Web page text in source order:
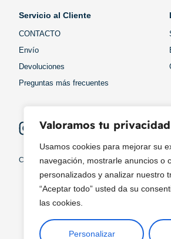
Valoramos tu privacidad
Usamos cookies para mejorar su
navegación, mostrarle anuncios o
personalizados y analizar nuestro
“Aceptar todo” usted da su
las cookies.
Personalizar
Servicio al Cliente
CONTACTO
Envío
Devoluciones
Preguntas más frecuentes
Copyright © 2025 ¦ livepetter: Todos los